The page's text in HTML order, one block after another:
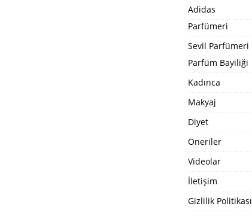
Adidas
Parfümeri
Sevil Parfümeri
Parfüm Bayiliği
Kadınca
Makyaj
Diyet
Öneriler
Videolar
İletişim
Gizlilik Politikası